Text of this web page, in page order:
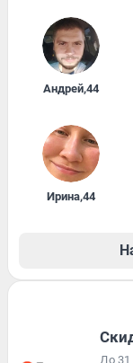
Андрей,44
Ирина,44
До 31